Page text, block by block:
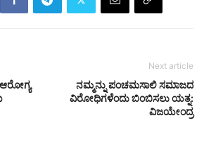
Next article
ನಮ್ಮನ್ನು ಪಂಚಮಸಾಲಿ ಸಮಾಜದ
ವಿರೋಧಿಗಳೆಂದು ಬಿಂಬಿಸಲು ಯತ್ನ:
ವಿಜಯೇಂದ್ರ